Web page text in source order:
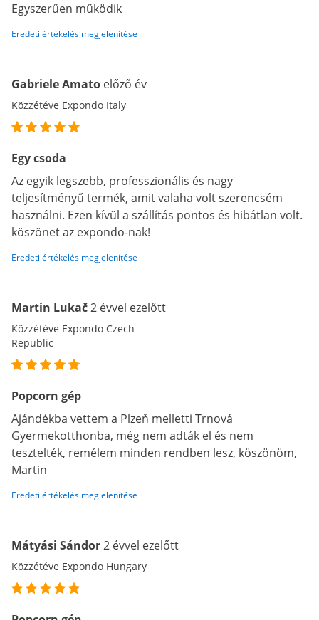
Egyszerűen működik
Eredeti értékelés megjelenítése
Gabriele Amato előző év
Közzétéve Expondo Italy
Egy csoda
Az egyik legszebb, professzionális és nagy
teljesítményű termék, amit valaha volt szerencsém
használni. Ezen kívül a szállítás pontos és hibátlan volt.
köszönet az expondo-nak!
Eredeti értékelés megjelenítése
Martin Lukač2 évvel ezelőtt
Közzétéve Expondo Czech
Republic
Popcorn gép
Ajándékba vettem a Plzeň melletti Trnová
Gyermekotthonba, még nem adták el és nem
tesztelték, remélem minden rendben lesz, köszönöm,
Martin
Eredeti értékelés megjelenítése
Mátyási Sándor2 évvel ezelőtt
Közzétéve Expondo Hungary